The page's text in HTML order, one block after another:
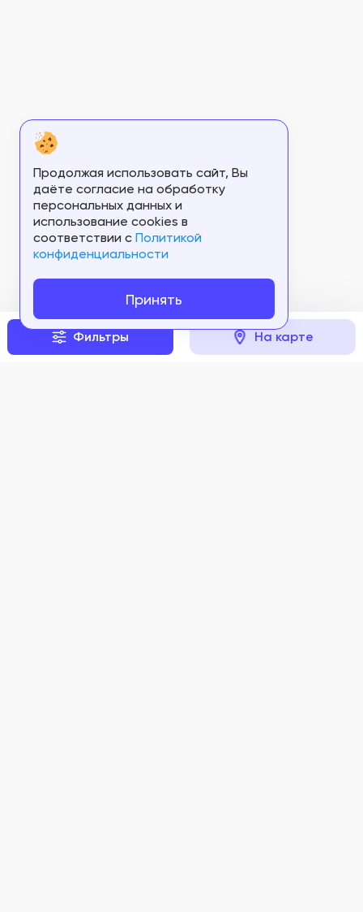
Фильтры На карте
Продолжая использовать сайт, Вы
даёте согласие на обработку
персональных данных и
использование cookies в
соответствии c Политикой
конфиденциальности
Принять